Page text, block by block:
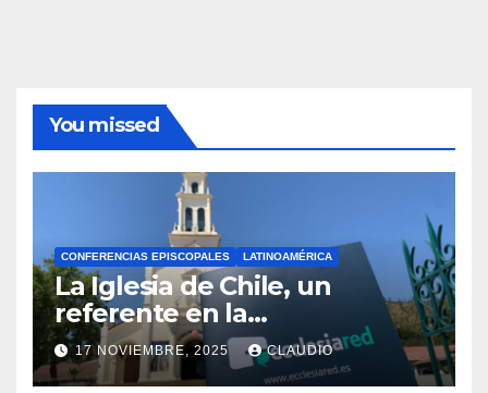
You missed
CONFERENCIAS EPISCOPALES LATINOAMÉRICA
La Iglesia de Chile, un
referente en la
transformación digital
gracias a Ecclesiared
17 NOVIEMBRE, 2025 CLAUDIO
N